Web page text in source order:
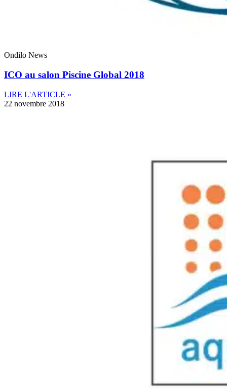
Ondilo News
ICO au salon Piscine Global 2018
LIRE L'ARTICLE »
22 novembre 2018